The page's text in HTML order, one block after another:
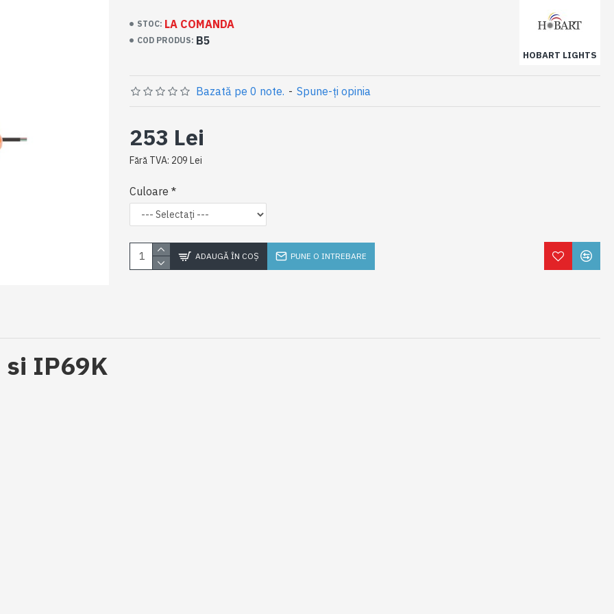
STOC: LA COMANDA
COD PRODUS: B5
HOBART LIGHTS
Bazată pe 0 note. - Spune-ţi opinia
253 Lei
Fără TVA: 209 Lei
Culoare
ADAUGĂ ÎN COŞ PUNE O INTREBARE
si IP69K